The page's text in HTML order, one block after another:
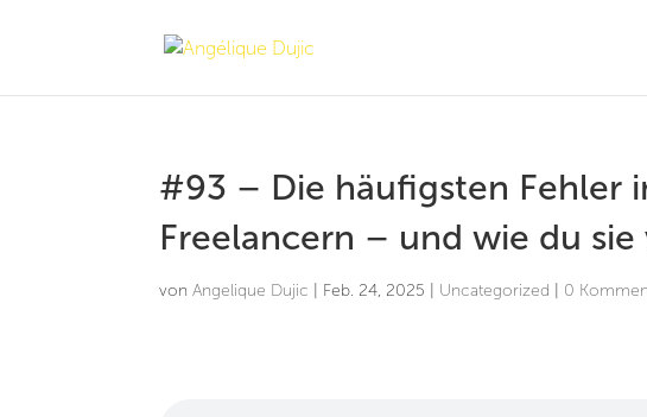
#93 – Die häufigsten Fehler
Freelancern – und wie du sie
vonAngelique Dujic Feb. 24, 2025 Uncategorized 0